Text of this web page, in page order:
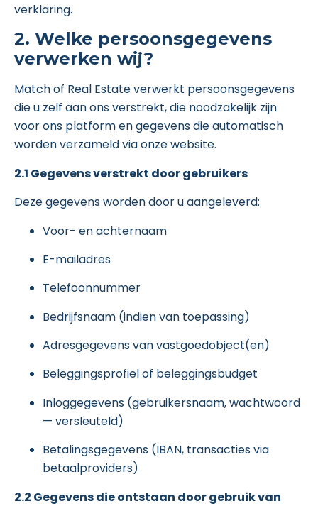
verklaring.
2. Welke persoonsgegevens
verwerken wij?
Match of Real Estate verwerkt persoonsgegevens
die u zelf aan ons verstrekt, die noodzakelijk zijn
voor ons platform en gegevens die automatisch
worden verzameld via onze website.
2.1 Gegevens verstrekt door gebruikers
Deze gegevens worden door u aangeleverd:
Voor- en achternaam
E-mailadres
Telefoonnummer
Bedrijfsnaam (indien van toepassing)
Adresgegevens van vastgoedobject(en)
Beleggingsprofiel of beleggingsbudget
Inloggegevens (gebruikersnaam, wachtwoord
— versleuteld)
Betalingsgegevens (IBAN, transacties via
betaalproviders)
2.2 Gegevens die ontstaan door gebruik van